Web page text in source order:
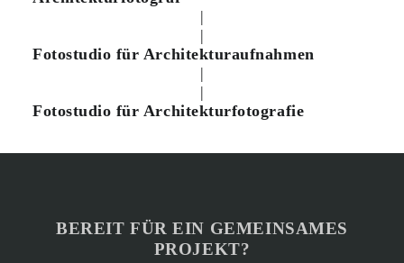
|
|
Fotostudio für Architekturaufnahmen
|
|
Fotostudio für Architekturfotografie
BEREIT FÜR EIN GEMEINSAMES
PROJEKT?